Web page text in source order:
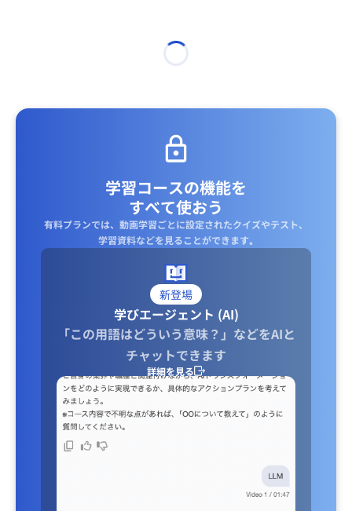
学習コースの機能を
すべて使おう
有料プランでは、動画学習ごとに設定されたクイズやテスト、
学習資料などを見ることができます｡
新登場
学びエージェント (AI)
「この用語はどういう意味？」などをAIと
チャットできます
詳細を見る